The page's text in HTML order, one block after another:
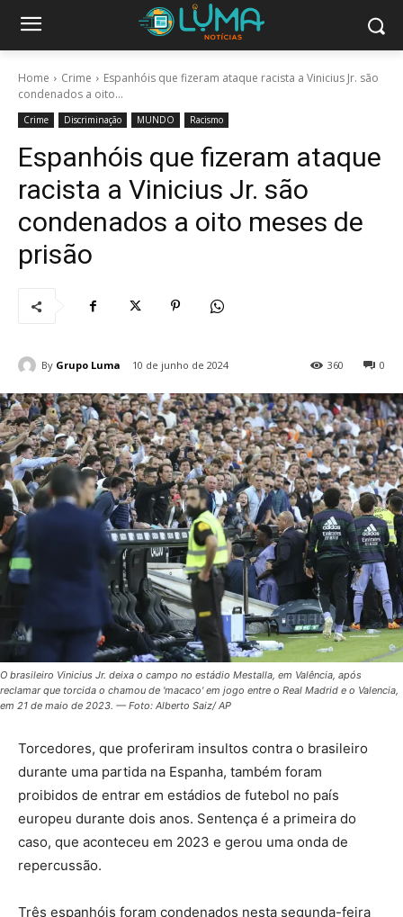
Home Crime
Espanhóis que fizeram ataque racista a Vinicius Jr. são
condenados a oito...
Crime Discriminação MUNDO Racismo
Espanhóis que fizeram ataque
racista a Vinicius Jr. são
condenados a oito meses de
prisão
By Grupo Luma 10 de junho de 2024 0
360
O brasileiro Vinicius Jr. deixa o campo no estádio Mestalla, em Valência, após
reclamar que torcida o chamou de 'macaco' em jogo entre o Real Madrid e o Valencia,
em 21 de maio de 2023. — Foto: Alberto Saiz/ AP
Torcedores, que proferiram insultos contra o brasileiro
durante uma partida na Espanha, também foram
proibidos de entrar em estádios de futebol no país
europeu durante dois anos. Sentença é a primeira do
caso, que aconteceu em 2023 e gerou uma onda de
repercussão.
Três espanhóis foram condenados nesta segunda-feira